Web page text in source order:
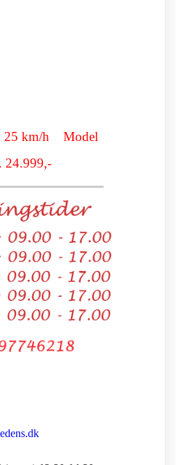
25 km/h
Model